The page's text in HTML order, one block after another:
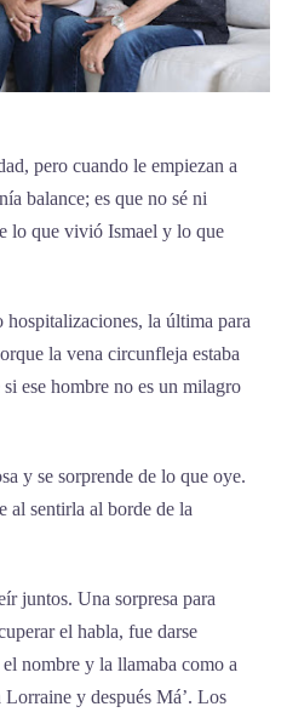
pero cuando le empiezan a
balance; es que no sé ni
lo que vivió Ismael y lo que
la última para
la vena circunfleja estaba
ese hombre no es un milagro
y se sorprende de lo que oye.
al sentirla al borde de la
juntos. Una sorpresa para
el habla, fue darse
nombre y la llamaba como a
y después Má’. Los